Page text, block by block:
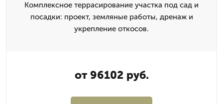
Комплексное террасирование участка под сад и
посадки: проект, земляные работы, дренаж и
укрепление откосов.
от 96102 руб.